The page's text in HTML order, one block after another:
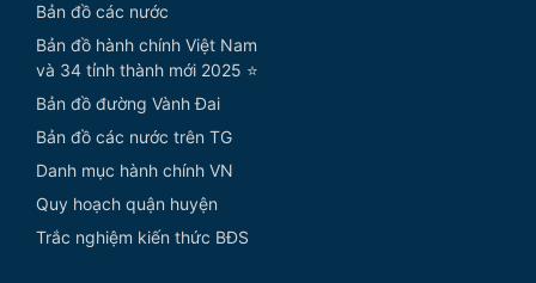
Bản đồ các nước
Bản đồ hành chính Việt Nam
và 34 tỉnh thành mới 2025 ⭐
Bản đồ đường Vành Đai
Bản đồ các nước trên TG
Danh mục hành chính VN
Quy hoạch quận huyện
Trắc nghiệm kiến thức BĐS